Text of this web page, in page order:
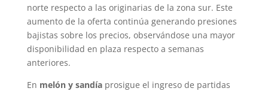
norte respecto a las originarias de la zona sur. Este
aumento de la oferta continúa generando presiones
bajistas sobre los precios, observándose una mayor
disponibilidad en plaza respecto a semanas
anteriores.
En melón y sandíaprosigue el ingreso de partidas